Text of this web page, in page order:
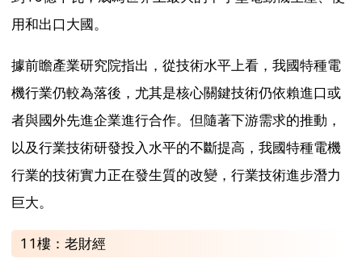
用和出口大國。
據前瞻產業研究院指出，從技術水平上看，我國特種電
機行業仍較為落後，尤其是核心關鍵技術仍依賴進口或
者與國外先進企業進行合作。但隨著下游需求的推動，
以及行業技術研發投入水平的不斷提高，我國特種電機
行業的技術實力正在發生質的改變，行業技術進步潛力
巨大。
11樓：老財經